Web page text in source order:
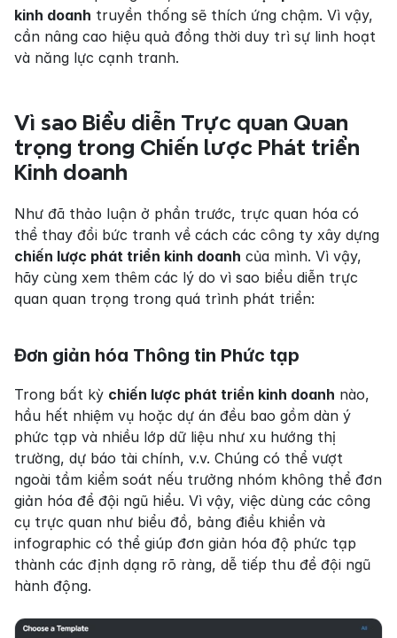
kinh doanh truyền thống sẽ thích ứng chậm. Vì vậy,
cần nâng cao hiệu quả đồng thời duy trì sự linh hoạt
và năng lực cạnh tranh.
Vì sao Biểu diễn Trực quan Quan
trọng trong Chiến lược Phát triển
Kinh doanh
Như đã thảo luận ở phần trước, trực quan hóa có
chiến lược phát triển kinh doanh của mình. Vì vậy,
hãy cùng xem thêm các lý do vì sao biểu diễn trực
quan quan trọng trong quá trình phát triển:
Đơn giản hóa Thông tin Phức tạp
Trong bất kỳ chiến lược phát triển kinh doanh nào,
hầu hết nhiệm vụ hoặc dự án đều bao gồm dàn ý
phức tạp và nhiều lớp dữ liệu như xu hướng thị
trường, dự báo tài chính, v.v. Chúng có thể vượt
ngoài tầm kiểm soát nếu trưởng nhóm không thể đơn
giản hóa để đội ngũ hiểu. Vì vậy, việc dùng các công
cụ trực quan như biểu đồ, bảng điều khiển và
infographic có thể giúp đơn giản hóa độ phức tạp
thành các định dạng rõ ràng, dễ tiếp thu để đội ngũ
hành động.